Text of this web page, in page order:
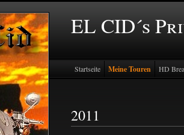
EL CID´s
Startseite Meine Touren HD
2011